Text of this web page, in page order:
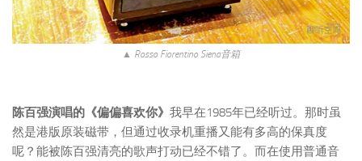
▲ Rosso Fiorentino Siena音箱
陈百强演唱的《偏偏喜欢你》 我早在1985年已经听过。那时虽
然是港版原装磁带，但通过收录机重播又能有多高的保真度
呢？能被陈百强清亮的歌声打动已经不错了。而在使用普通音